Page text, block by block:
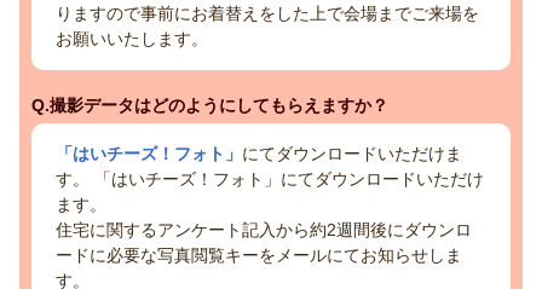
りますので事前にお着替えをした上で会場までご来場を
お願いいたします。
Q.撮影データはどのようにしてもらえますか？
「はいチーズ！フォト」 にてダウンロードいただけま
す。 「はいチーズ！フォト」にてダウンロードいただけ
ます。
住宅に関するアンケート記入から約2週間後にダウンロ
ードに必要な写真閲覧キーをメールにてお知らせしま
す。